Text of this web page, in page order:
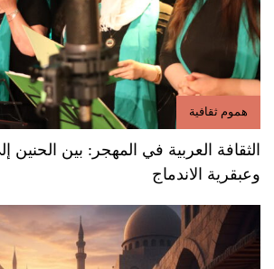
هموم ثقافية
الثقافة العربية في المهجر: بين الحنين
وعبقرية الاندماج